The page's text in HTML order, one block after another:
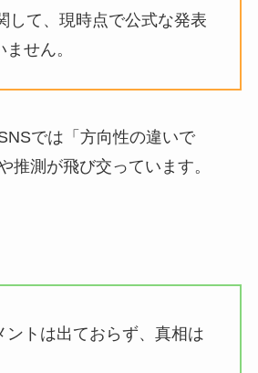
して、現時点で公式な発表
せん。
では「方向性の違いで
推測が飛び交っています。
ントは出ておらず、真相は